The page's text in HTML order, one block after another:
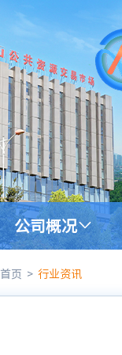
公司概况
首页 > 行业资讯